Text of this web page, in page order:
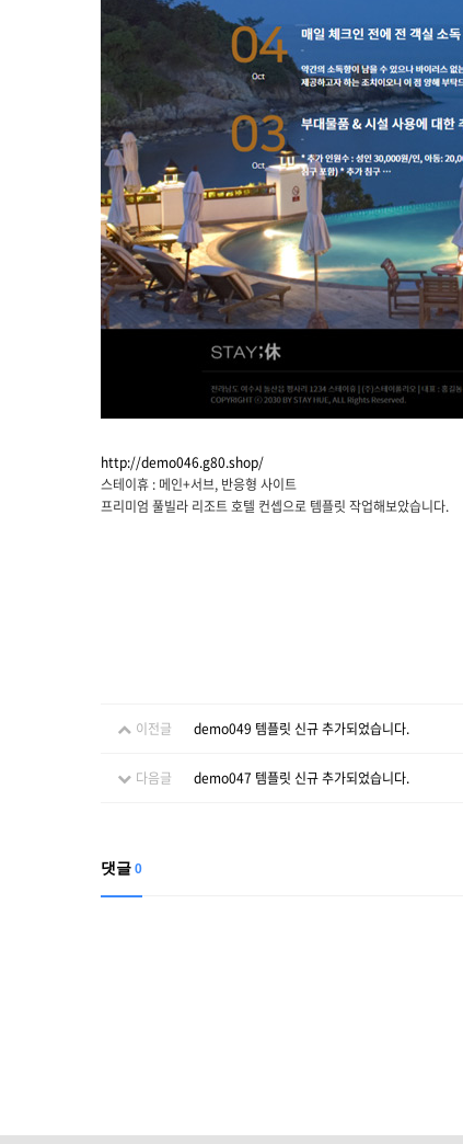
http://demo046.g80.shop/
스테이휴 : 메인+서브, 반응형 사이트
프리미엄 풀빌라 리조트 호텔 컨셉으로 템플릿 작업해보았습니다.
이전글 demo049 템플릿 신규 추가되었습니다.
다음글 demo047 템플릿 신규 추가되었습니다.
댓글 0